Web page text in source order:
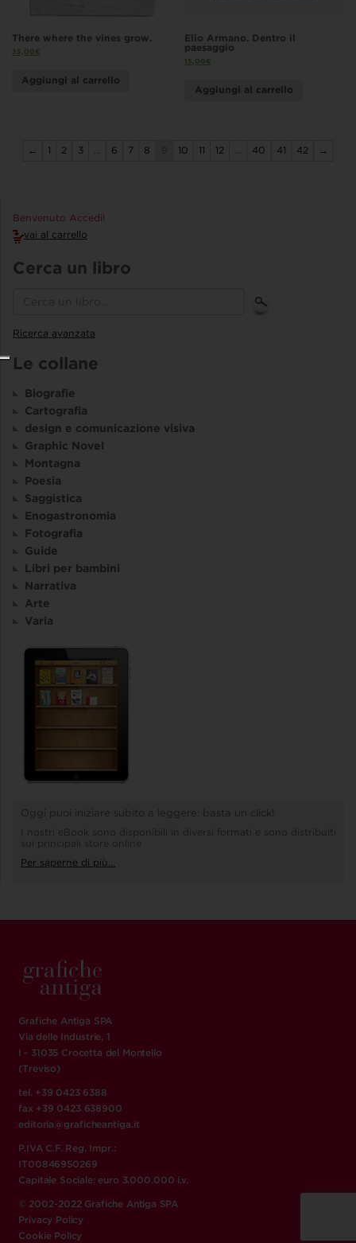
There where the vines grow.
35,00€
Aggiungi al carrello
Elio Armano. Dentro il
paesaggio
15,00€
Aggiungi al carrello
← 1 2 3 … 6 7 8 10 11 12 … 40 41 42 →
Benvenuto Accedi!
vai al carrello
Cerca un libro
Ricerca avanzata
Le collane
Biografie
Cartografia
design e comunicazione visiva
Graphic Novel
Montagna
Poesia
Saggistica
Enogastronomia
Fotografia
Guide
Libri per bambini
Narrativa
Arte
Varia
Oggi puoi iniziare subito a leggere: basta un click!
I nostri eBook sono disponibili in diversi formati e sono distribuiti
sui principali store online
Per saperne di più...
Grafiche Antiga SPA
Via delle Industrie, 1
I - 31035 Crocetta del Montello
(Treviso)
tel. +39 0423 6388
fax +39 0423 638900
editoria@graficheantiga.it
P.IVA C.F. Reg. Impr.:
IT00846950269
Capitale Sociale: euro 3.000.000 i.v.
© 2002-2022 Grafiche Antiga SPA
Privacy Policy
Cookie Policy